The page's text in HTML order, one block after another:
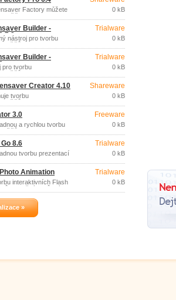
Factory můžete
obrazovky.
0 kB
Builder -
nástroj pro tvorbu
obrazovky.
Trialware
0 kB
Builder -
pro tvorbu
obrazovky.
Trialware
0 kB
Creator 4.10
tvorbu
obrazovky
s přáteli i komerční
shareware se
Shareware
0 kB
3.0
a rychlou tvorbu
obrazovky.
Freeware
0 kB
8.6
tvorbu prezentací
Trialware
0 kB
Animation
interaktivních Flash
doplněných různými
Trialware
0 kB
»